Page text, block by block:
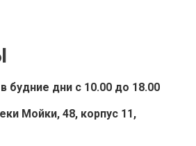
будние дни с 10.00 до 18.00
Мойки, 48, корпус 11,